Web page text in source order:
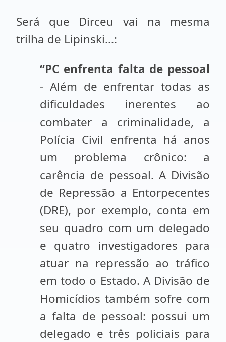
Será que Dirceu vai na mesma
trilha de Lipinski...:
“PC enfrenta falta de pessoal
- Além de enfrentar todas as
dificuldades inerentes ao
combater a criminalidade, a
Polícia Civil enfrenta há anos
um problema crônico: a
carência de pessoal. A Divisão
de Repressão a Entorpecentes
(DRE), por exemplo, conta em
seu quadro com um delegado
e quatro investigadores para
atuar na repressão ao tráfico
em todo o Estado. A Divisão de
Homicídios também sofre com
a falta de pessoal: possui um
delegado e três policiais para